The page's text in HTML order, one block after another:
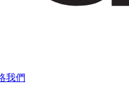
我們